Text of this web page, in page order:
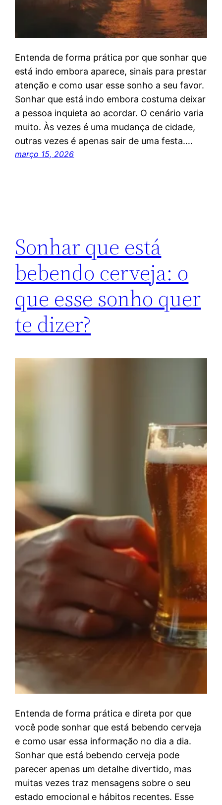
Entenda de forma prática por que sonhar que
está indo embora aparece, sinais para prestar
atenção e como usar esse sonho a seu favor.
Sonhar que está indo embora costuma deixar
a pessoa inquieta ao acordar. O cenário varia
muito. Às vezes é uma mudança de cidade,
outras vezes é apenas sair de uma festa.…
março 15, 2026
Sonhar que está
bebendo cerveja: o
que esse sonho quer
te dizer?
Entenda de forma prática e direta por que
você pode sonhar que está bebendo cerveja
e como usar essa informação no dia a dia.
Sonhar que está bebendo cerveja pode
parecer apenas um detalhe divertido, mas
muitas vezes traz mensagens sobre o seu
estado emocional e hábitos recentes. Esse